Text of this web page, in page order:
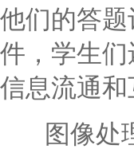
他们的答
件，学生
信息流通和
图像处理